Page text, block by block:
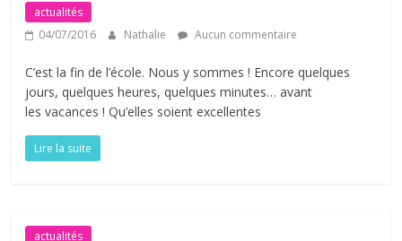
actualités
04/07/2016
Nathalie Aucun commentaire
C’est la fin de l’école. Nous y sommes ! Encore quelques
jours, quelques heures, quelques minutes… avant
les vacances ! Qu’elles soient excellentes
Lire la suite
actualités